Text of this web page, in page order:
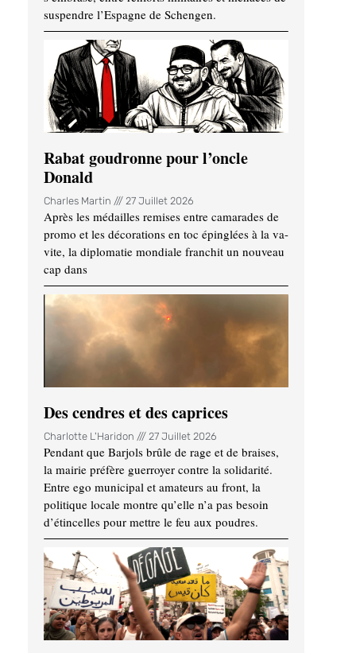
suspendre l’Espagne de Schengen.
Rabat goudronne pour l’oncle
Donald
Charles Martin 27 Juillet 2026
Après les médailles remises entre camarades de
promo et les décorations en toc épinglées à la va-
vite, la diplomatie mondiale franchit un nouveau
cap dans
Des cendres et des caprices
Charlotte L'Haridon 27 Juillet 2026
Pendant que Barjols brûle de rage et de braises,
la mairie préfère guerroyer contre la solidarité.
Entre ego municipal et amateurs au front, la
politique locale montre qu’elle n’a pas besoin
d’étincelles pour mettre le feu aux poudres.